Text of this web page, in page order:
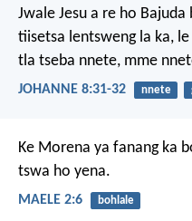
Jwale Jesu a re ho
tiisetsa lentsweng la ka,
tla tseba nnete, mme
JOHANNE 8:31-32 nnete
Ke Morena ya fanang ka
tswa ho yena.
MAELE 2:6 bohlale